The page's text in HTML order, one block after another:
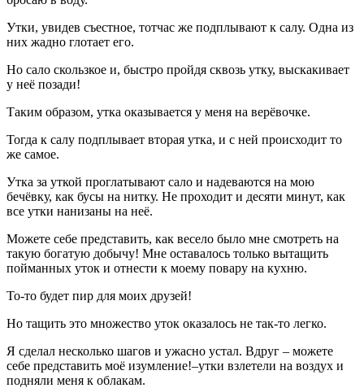
Утки, увидев съестное, тотчас же подплывают к салу. Одна из
них жадно глотает его.
Но сало скользкое и, быстро пройдя сквозь утку, выскакивает
у неё позади!
Таким образом, утка оказывается у меня на верёвочке.
Тогда к салу подплывает вторая утка, и с ней происходит то
же самое.
Утка за уткой проглатывают сало и надеваются на мою
бечёвку, как бусы на нитку. Не проходит и десяти минут, как
все утки нанизаны на неё.
Можете себе представить, как весело было мне смотреть на
такую богатую добычу! Мне оставалось только вытащить
пойманных уток и отнести к моему повару на кухню.
То-то будет пир для моих друзей!
Но тащить это множество уток оказалось не так-то легко.
Я сделал несколько шагов и ужасно устал. Вдруг – можете
себе представить моё изумление!–утки взлетели на воздух и
подняли меня к облакам.